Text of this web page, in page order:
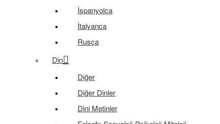
İspanyolca
İtalyanca
Rusça
Din
Diğer
Diğer Dinler
Dini Metinler